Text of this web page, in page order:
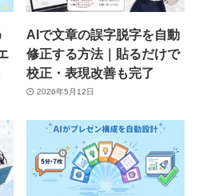
AIで文章の誤字脱字を自動
修正する方法｜貼るだけで
校正・表現改善も完了
2026年5月12日